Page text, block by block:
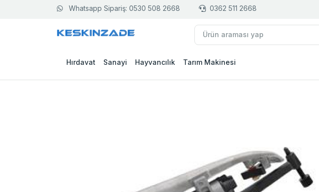
Whatsapp Sipariş: 0530 508 2668 0362 511 2668
Hırdavat Sanayi Hayvancılık Tarım Makinesi